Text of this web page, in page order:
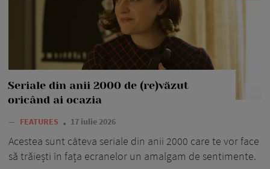
Seriale din anii 2000 de (re)văzut
oricând ai ocazia
— FEATURES 17 iulie 2026
Acestea sunt câteva seriale din anii 2000 care te vor face
să trăiești în fața ecranelor un amalgam de sentimente.